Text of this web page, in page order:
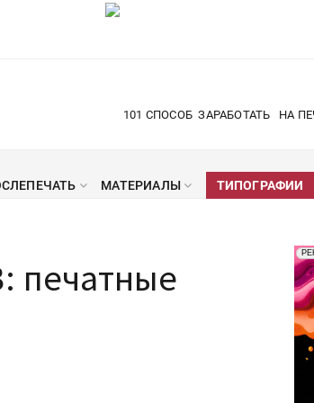
101 СПОСОБ ЗАРАБОТАТЬ НА
МАТЕРИАЛЫ ТИПОГРАФИИ
печатные